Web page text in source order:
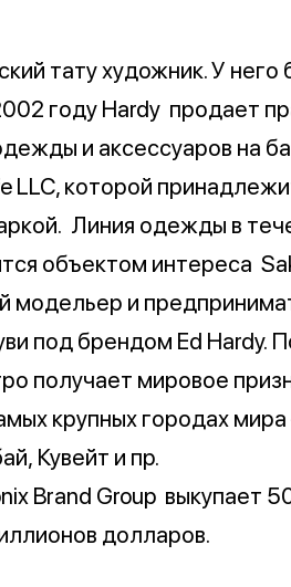
тату художник. У
году Hardy продает
и аксессуаров на
LLC, которой
Линия одежды в
объектом интереса
модельер и
под брендом Ed Hardy.
получает мировое
крупных городах
Кувейт и пр.
Brand Group выкупает
долларов.